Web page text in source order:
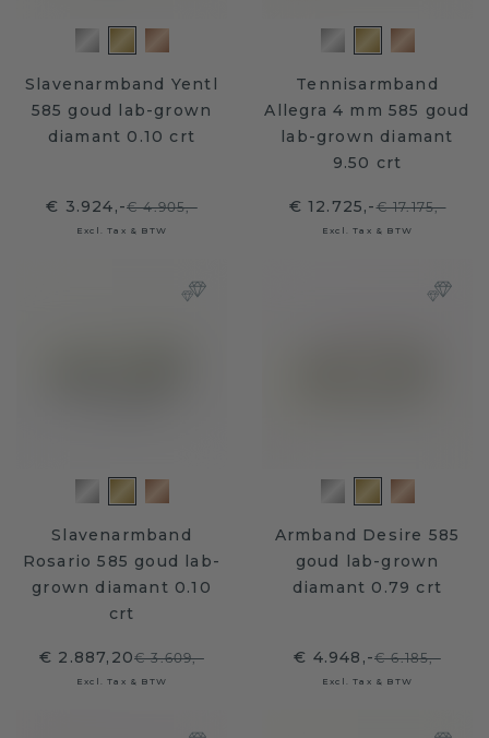
Slavenarmband Yentl
585 goud lab-grown
diamant 0.10 crt
€ 3.924,-€ 4.905,-
Excl. Tax & BTW
Tennisarmband
Allegra 4 mm 585 goud
lab-grown diamant
9.50 crt
€ 12.725,-€ 17.175,-
Excl. Tax & BTW
Slavenarmband
Rosario 585 goud lab-
grown diamant 0.10
crt
€ 2.887,20€ 3.609,-
Excl. Tax & BTW
Armband Desire 585
goud lab-grown
diamant 0.79 crt
€ 4.948,-€ 6.185,-
Excl. Tax & BTW